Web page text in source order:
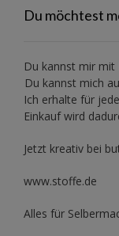
Du möchtest
Du kannst mir mit
Du kannst mich
Ich erhalte für
Einkauf wird
Jetzt kreativ bei
www.stoffe.de
Alles für